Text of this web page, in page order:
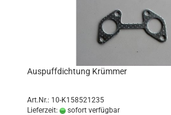
Auspuffdichtung Krümmer
Art.Nr.: 10-K158521235
Lieferzeit:
sofort verfügbar